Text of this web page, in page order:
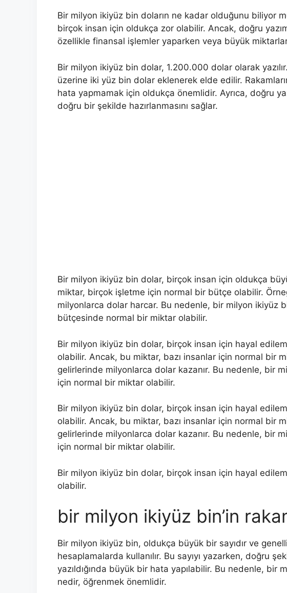
Bir milyon ikiyüz bin doların ne kadar olduğunu biliyor
birçok insan için oldukça zor olabilir. Ancak, doğru
özellikle finansal işlemler yaparken veya büyük
Bir milyon ikiyüz bin dolar, 1.200.000 dolar olarak
üzerine iki yüz bin dolar eklenerek elde edilir.
hata yapmamak için oldukça önemlidir. Ayrıca, doğru
doğru bir şekilde hazırlanmasını sağlar.
Bir milyon ikiyüz bin dolar, birçok insan için oldukça
miktar, birçok işletme için normal bir bütçe olabilir.
milyonlarca dolar harcar. Bu nedenle, bir milyon ikiyüz
bütçesinde normal bir miktar olabilir.
Bir milyon ikiyüz bin dolar, birçok insan için hayal
olabilir. Ancak, bu miktar, bazı insanlar için normal bir
gelirlerinde milyonlarca dolar kazanır. Bu nedenle, bir
için normal bir miktar olabilir.
Bir milyon ikiyüz bin dolar, birçok insan için hayal
olabilir. Ancak, bu miktar, bazı insanlar için normal bir
gelirlerinde milyonlarca dolar kazanır. Bu nedenle, bir
için normal bir miktar olabilir.
Bir milyon ikiyüz bin dolar, birçok insan için hayal
olabilir.
bir milyon ikiyüz bin’in
Bir milyon ikiyüz bin, oldukça büyük bir sayıdır ve
hesaplamalarda kullanılır. Bu sayıyı yazarken, doğru
yazıldığında büyük bir hata yapılabilir. Bu nedenle, bir
nedir, öğrenmek önemlidir.